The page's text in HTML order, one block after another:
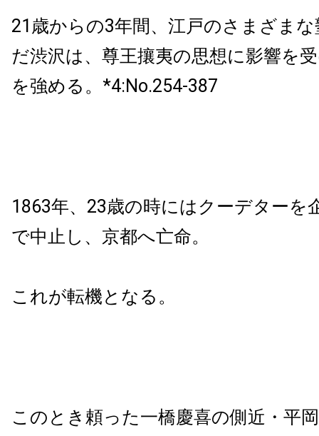
21歳からの3年間、江戸のさまざま
だ渋沢は、尊王攘夷の思想に影響を
を強める。*4:No.254-387
1863年、23歳の時にはクーデターを
で中止し、京都へ亡命。
これが転機となる。
このとき頼った一橋慶喜の側近・平